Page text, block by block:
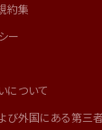
約集
ー
について
び外国にある第三